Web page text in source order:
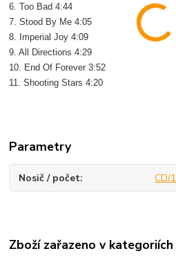
6. Too Bad 4:44
7. Stood By Me 4:05
8. Imperial Joy 4:09
9. All Directions 4:29
10. End Of Forever 3:52
11. Shooting Stars 4:20
Parametry
Nosič / počet CD/1
Zboží zařazeno v kategoriích